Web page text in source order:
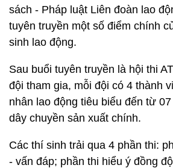
sách - Pháp luật Liên đoàn lao
tuyên truyền một số điểm chính
sinh lao động.
Sau buổi tuyên truyền là hội thi
đội tham gia, mỗi đội có 4 thành
nhân lao động tiêu biểu đến từ
dây chuyền sản xuất chính.
Các thí sinh trải qua 4 phần thi:
- vấn đáp; phần thi hiểu ý đồng